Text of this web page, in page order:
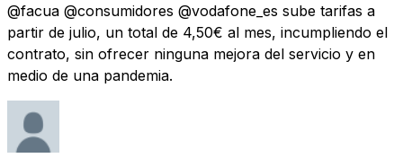
@facua @consumidores @vodafone_es sube tarifas a
partir de julio, un total de 4,50€ al mes, incumpliendo el
contrato, sin ofrecer ninguna mejora del servicio y en
medio de una pandemia.